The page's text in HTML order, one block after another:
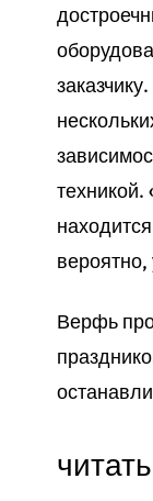
Верфь